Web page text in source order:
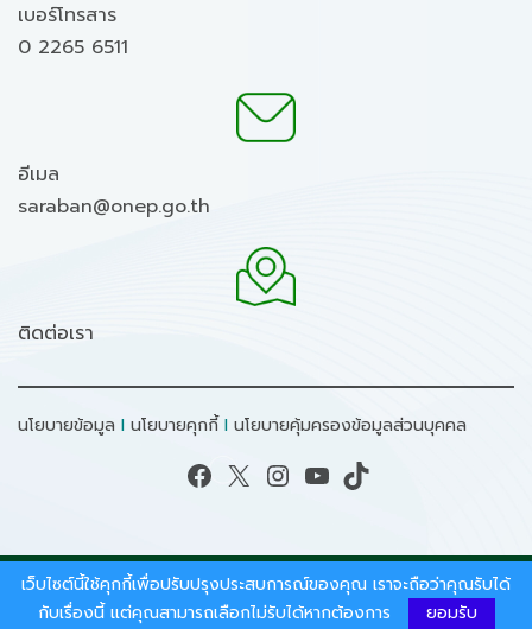
เบอร์โทรสาร
0 2265 6511
อีเมล
saraban@onep.go.th
ติดต่อเรา
นโยบายข้อมูล I นโยบายคุกกี้ I นโยบายคุ้มครองข้อมูลส่วนบุคคล
Facebook X Instagram YouTube TikTok
สงวนลิขสิทธิ์ © 2026 - สำนักงานนโยบายและแผน
ทรัพยากรธรรมชาติและสิ่งแวดล้อม.
เว็บไซต์นี้ใช้คุกกี้เพื่อปรับปรุงประสบการณ์ของคุณ เราจะถือว่าคุณรับได้
กับเรื่องนี้ แต่คุณสามารถเลือกไม่รับได้หากต้องการ
ยอมรับ